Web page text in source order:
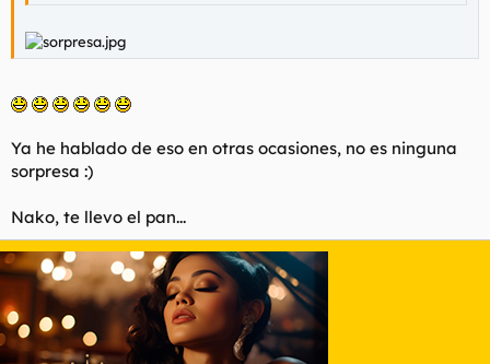
Ya he hablado de eso en otras ocasiones, no es ninguna
sorpresa :)
Nako, te llevo el pan...